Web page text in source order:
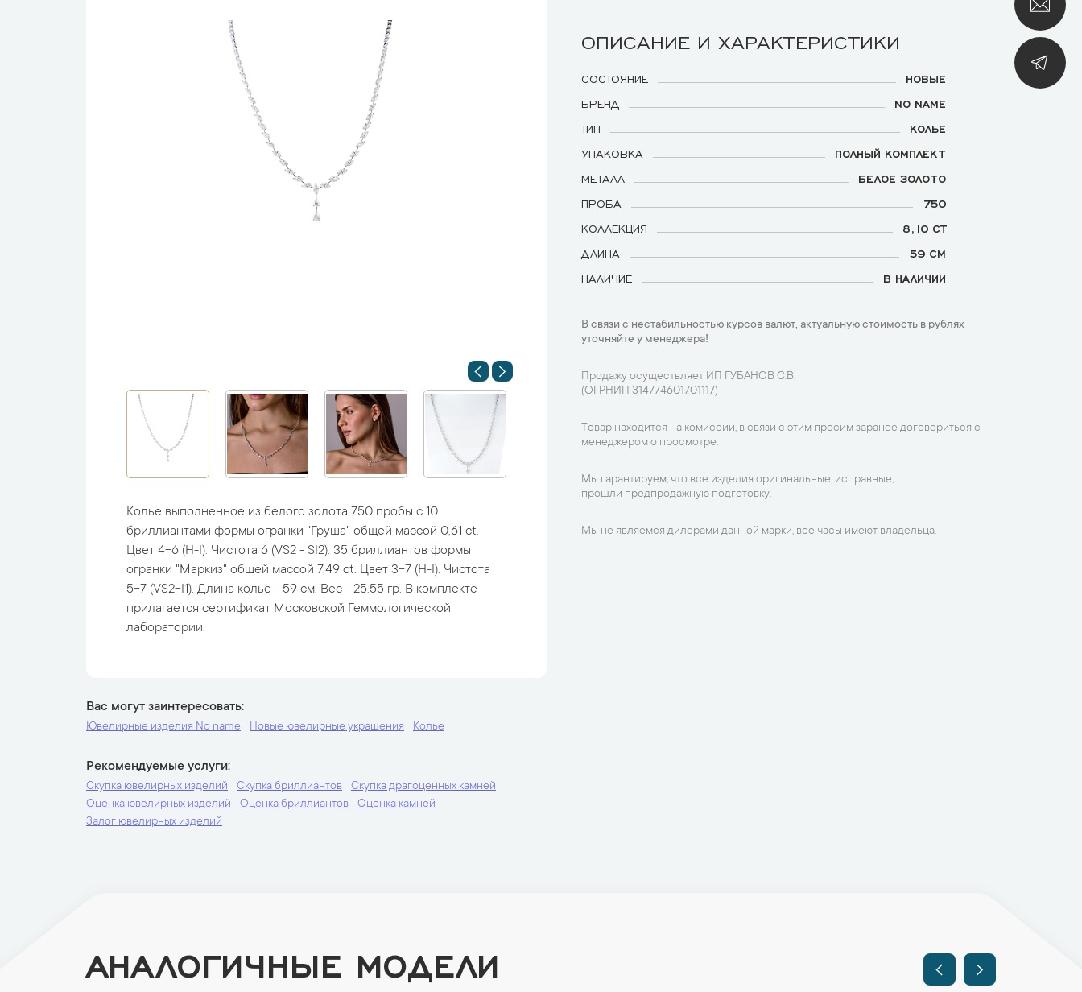
Колье выполненное из белого золота 750 пробы с 10
бриллиантами формы огранки "Груша" общей массой 0,61 ct.
Цвет 4-6 (H-I). Чистота 6 (VS2 - SI2). 35 бриллиантов формы
огранки "Маркиз" общей массой 7,49 ct. Цвет 3-7 (H-I). Чистота
5-7 (VS2-I1). Длина колье - 59 см. Вес - 25.55 гр. В комплекте
прилагается сертификат Московской Геммологической
лаборатории.
Вас могут заинтересовать
Ювелирные изделия No name Новые ювелирные украшения Колье
Рекомендуемые услуги
Скупка ювелирных изделий Скупка бриллиантов
Скупка драгоценных камней
Оценка ювелирных изделий
Оценка бриллиантов
Оценка камней
Залог ювелирных изделий
ОПИСАНИЕ И ХАРАКТЕРИСТИКИ
СОСТОЯНИЕ
НОВЫЕ
БРЕНД
NO NAME
ТИП
КОЛЬЕ
УПАКОВКА
ПОЛНЫЙ КОМПЛЕКТ
МЕТАЛЛ
БЕЛОЕ ЗОЛОТО
ПРОБА
750
КОЛЛЕКЦИЯ
8,10 CT
ДЛИНА
59 СМ
НАЛИЧИЕ
В НАЛИЧИИ
В связи с нестабильностью курсов валют, актуальную стоимость в рублях
уточняйте у менеджера!
Продажу осуществляет ИП ГУБАНОВ С.В.
(ОГРНИП 314774601701117)
Товар находится на комиссии, в связи с этим просим заранее договориться с
менеджером о просмотре.
Мы гарантируем, что все изделия оригинальные, исправные,
прошли предпродажную подготовку.
Мы не являемся дилерами данной марки, все часы имеют владельца.
АНАЛОГИЧНЫЕ МОДЕЛИ